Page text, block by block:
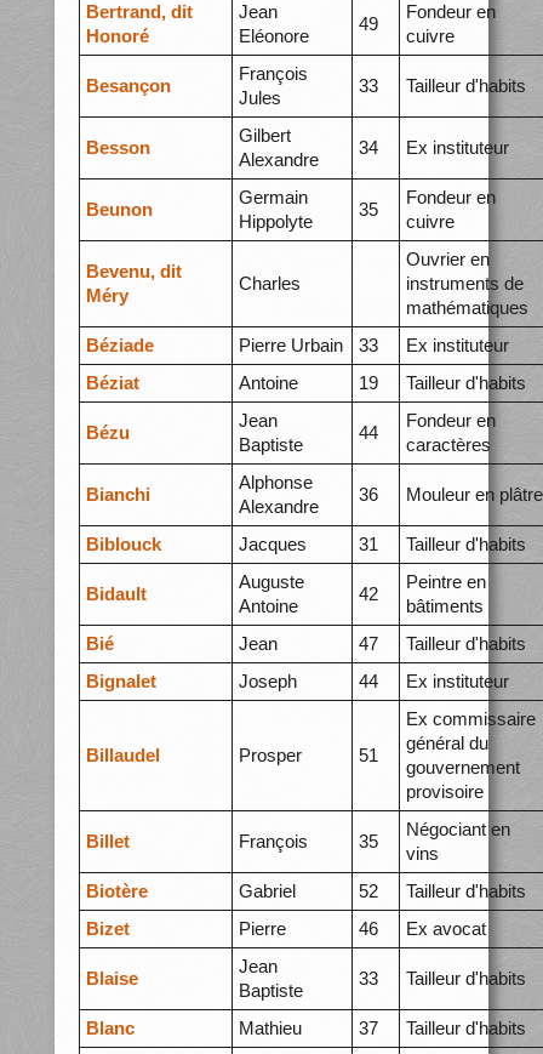
Bertrand, dit
Honoré
Jean
Eléonore
49
Fondeur en
cuivre
Besançon
François
Jules
33 Tailleur d'habits
Besson
Gilbert
Alexandre
34 Ex instituteur
Beunon
Germain
Hippolyte
35
Fondeur en
cuivre
Bevenu, dit
Méry
Charles
Ouvrier en
instruments de
mathématiques
Béziade
Pierre Urbain 33
Ex instituteur
Béziat
Antoine 19 Tailleur d'habits
Bézu
Jean
Baptiste
44
Fondeur en
caractères
Bianchi
Alphonse
Alexandre
36 Mouleur en plâtre
Biblouck Jacques 31 Tailleur d'habits
Bidault
Auguste
Antoine
42
Peintre en
bâtiments
Bié
Jean 47
Tailleur d'habits
Bignalet
Joseph 44 Ex instituteur
Billaudel Prosper 51
Ex commissaire
général du
gouvernement
provisoire
Billet François 35
Négociant en
vins
Biotère
Gabriel 52
Tailleur d'habits
Bizet
Pierre 46 Ex avocat
Blaise
Jean
Baptiste
33 Tailleur d'habits
Blanc Mathieu 37 Tailleur d'habits